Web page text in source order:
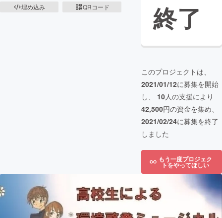
埋め込み
QRコード 終了
このプロジェクトは、
2021/01/12に募集を開始
し、 10人の支援により
42,500円の資金を集め、
2021/02/24に募集を終了
しました
もう一度プロジェク
トをやってほしい